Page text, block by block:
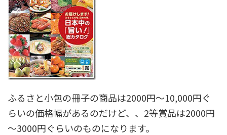
ふるさと小包の冊子の商品は2000円～10,000円ぐ
らいの価格幅があるのだけど、、2等賞品は2000円
～3000円ぐらいのものになります。